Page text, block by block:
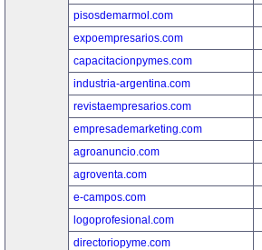
pisosdemarmol.com
expoempresarios.com
capacitacionpymes.com
industria-argentina.com
revistaempresarios.com
empresademarketing.com
agroanuncio.com
agroventa.com
e-campos.com
logoprofesional.com
directoriopyme.com